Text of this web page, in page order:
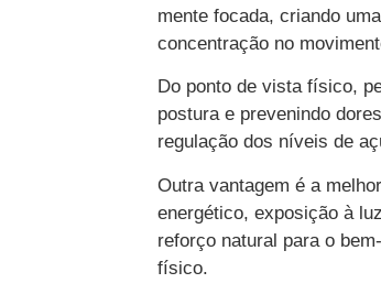
mente focada, criando
concentração no
Do ponto de vista físico,
postura e prevenindo
regulação dos níveis de
Outra vantagem é a
energético, exposição à
reforço natural para o
físico.